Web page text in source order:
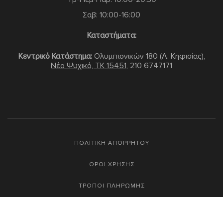
Σαβ: 10:00-16:00
Καταστήματα:
Κεντρικό Κατάστημα:Ολυμπιονικών 180 (Λ. Κηφισίας),
Νέο Ψυχικό, TK 15451, 210 6747171
ΠΟΛΙΤΙΚΗ ΑΠΟΡΡΗΤΟΥ
ΟΡΟΙ ΧΡΗΣΗΣ
ΤΡΟΠΟΙ ΠΛΗΡΩΜΗΣ